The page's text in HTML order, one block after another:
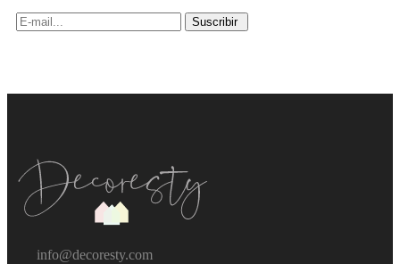
Suscribir
info@decoresty.com